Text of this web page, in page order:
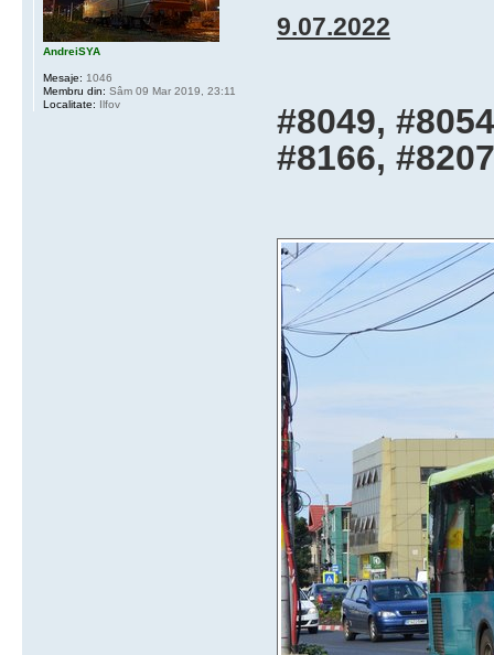
9.07.2022
#8049,
#8166,
AndreiSYA
Mesaje: 1046
Membru din: Sâm 09 Mar 2019, 23:11
Localitate: Ilfov